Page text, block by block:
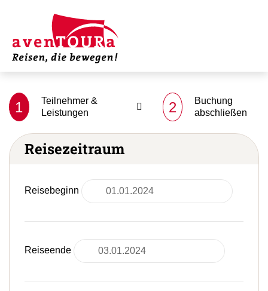
1
Teilnehmer &
Leistungen
2
Buchung
abschließen
Reisezeitraum
Reisebeginn
Reiseende